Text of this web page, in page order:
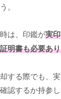
。
は、印鑑が実
明書も必要あ
する際でも、
認するか持参